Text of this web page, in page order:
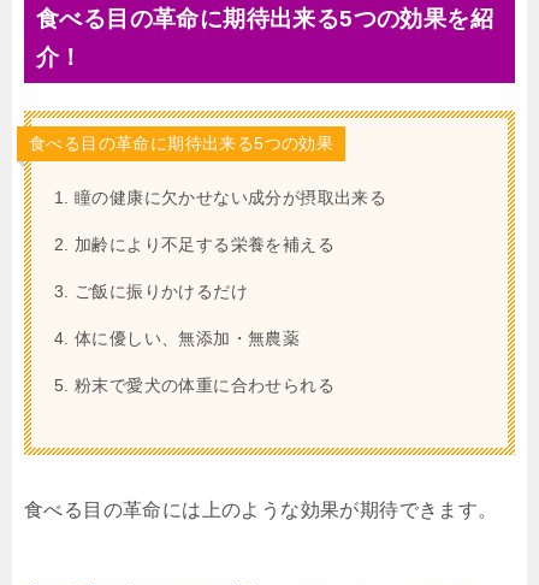
食べる目の革命に期待出来る5つの効果を紹
介！
食べる目の革命に期待出来る5つの効果
瞳の健康に欠かせない成分が摂取出来る
加齢により不足する栄養を補える
ご飯に振りかけるだけ
体に優しい、無添加・無農薬
粉末で愛犬の体重に合わせられる
食べる目の革命には上のような効果が期待できます。